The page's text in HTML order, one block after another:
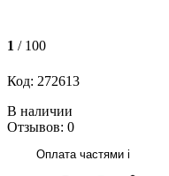
1 / 100
Код: 272613
В наличии
Отзывов: 0
Оплата частями i